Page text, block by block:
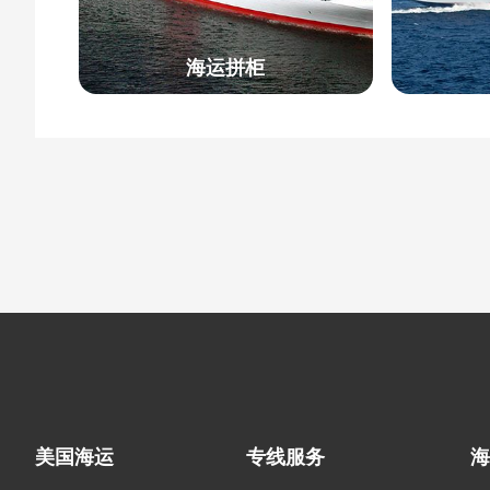
海运拼柜
美国海运 专线服务